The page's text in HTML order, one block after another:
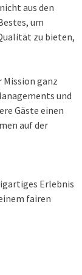
aus den
um
zu bieten,
Mission ganz
und
Gäste einen
auf der
Erlebnis
fairen